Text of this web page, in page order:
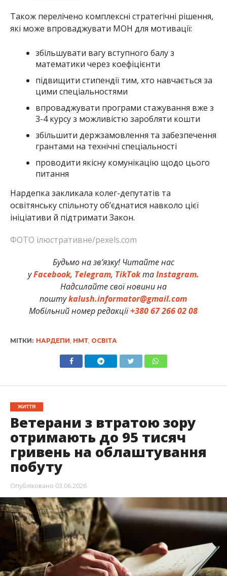
Також перелічено комплексні стратегічні рішення,
які може впроваджувати МОН для мотивації:
збільшувати вагу вступного балу з
математики через коефіцієнти
підвищити стипендії тим, хто навчається за
цими спеціальностями
впроваджувати програми стажування вже з
3-4 курсу з можливістю заробляти кошти
збільшити держзамовлення та забезпечення
грантами на технічні спеціальності
проводити якісну комунікацію щодо цього
питання
Нардепка закликала колег-депутатів та
освітянську спільноту об’єднатися навколо цієї
ініціативи й підтримати Закон.
ФОТО ілюстративне/pexels.com
Будьмо на зв’язку! Читайте нас
уFacebook, Telegram, TikTokтаInstagram.
Надсилайте свої новини на
поштуkalush.informator@gmail.com
Мобільний номер редакції+380 67 266 02 08
МІТКИ: НАРДЕПИ НМТ, ОСВІТА
ЖИТТЯ
Ветерани з втратою зору
отримають до 95 тисяч
гривень на облаштування
побуту
Опубліковано 03.06.2026